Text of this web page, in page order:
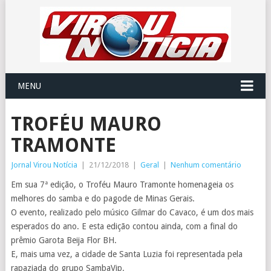
MENU
TROFÉU MAURO
TRAMONTE
Jornal Virou Notícia 21/12/2018 Geral Nenhum comentário
Em sua 7ª edição, o Troféu Mauro Tramonte homenageia os
melhores do samba e do pagode de Minas Gerais.
O evento, realizado pelo músico Gilmar do Cavaco, é um dos mais
esperados do ano. E esta edição contou ainda, com a final do
prêmio Garota Beija Flor BH.
E, mais uma vez, a cidade de Santa Luzia foi representada pela
rapaziada do grupo SambaVip.